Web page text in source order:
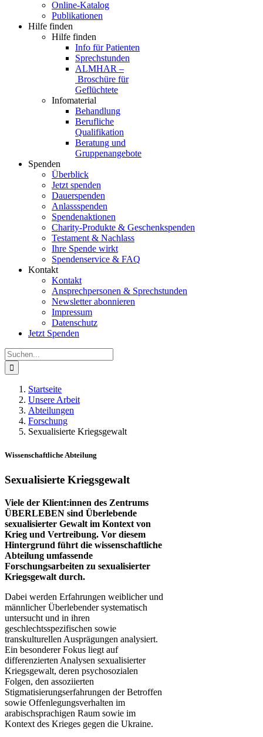
Online-Katalog
Publikationen
Hilfe finden
Hilfe finden
Info für Patienten
Sprechstunden
ALMHAR –
Broschüre für
Geflüchtete
Infomaterial
Behandlung
Berufliche
Qualifikation
Beratung und
Gruppenangebote
Spenden
Überblick
Jetzt spenden
Dauerspenden
Anlassspenden
Spendenaktionen
Charity-Produkte & Geschenkspenden
Testament & Nachlass
Ihre Spende wirkt
Spendenservice & FAQ
Kontakt
Kontakt
Ansprechpersonen & Sprechstunden
Newsletter abonnieren
Impressum
Datenschutz
Jetzt Spenden
Suche
nach:
Startseite
Unsere Arbeit
Abteilungen
Forschung
Sexualisierte Kriegsgewalt
Wissenschaftliche Abteilung
Sexualisierte Kriegsgewalt
Viele der Klient:innen des Zentrums
ÜBERLEBEN sind Überlebende
sexualisierter Gewalt im Kontext von
Krieg und Vertreibung. Vor diesem
Hintergrund führt die wissenschaftliche
Abteilung umfassende
Forschungsarbeiten zu sexualisierter
Kriegsgewalt durch.
Dabei werden Erfahrungen weiblicher und
männlicher Überlebender systematisch
untersucht und in ihren
geschlechtsspezifischen sowie
transkulturellen Ausprägungen analysiert.
Ein besonderer Fokus liegt auf
differenzierten Analysen sexualisierter
Kriegsgewalt, deren psychosozialen
Folgen, den assoziierten
Stigmatisierungserfahrungen der Betroffen
sowie Offenlegungsverhalten im
arabischsprachigen Raum sowie im
Kontext des Krieges gegen die Ukraine.